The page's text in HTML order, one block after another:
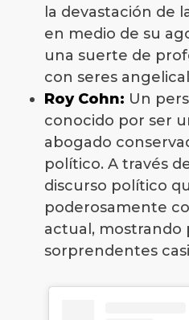
la devastación de
en medio de su
una suerte de
con seres
Roy Cohn: Un
conocido por ser
abogado
político. A través
discurso político
poderosamente
actual, mostrando
sorprendentes